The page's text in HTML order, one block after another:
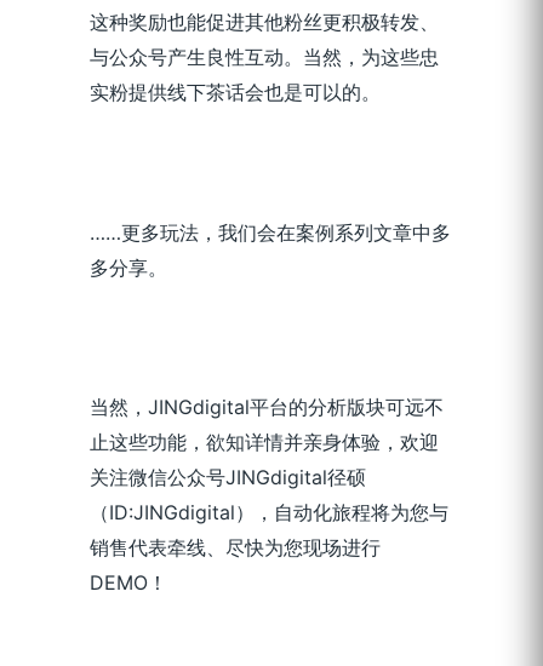
这种奖励也能促进其他粉丝更积极转发、
与公众号产生良性互动。当然，为这些忠
实粉提供线下茶话会也是可以的。
……更多玩法，我们会在案例系列文章中多
多分享。
当然，JINGdigital平台的分析版块可远不
止这些功能，欲知详情并亲身体验，欢迎
关注微信公众号JINGdigital径硕
（ID:JINGdigital），自动化旅程将为您与
销售代表牵线、尽快为您现场进行
DEMO！